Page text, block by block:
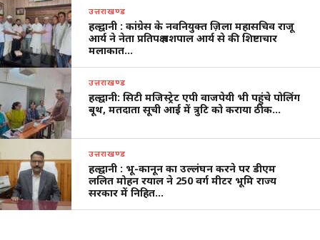
उत्तराखण्ड
हल्द्वानी : कांग्रेस के नवनियुक्त ज़िला महासचिव राजू
आर्य ने नेता प्रतिपक्ष यशपाल आर्य से की शिष्टाचार
मलाकात…
उत्तराखण्ड
हल्द्वानी: सिटी मजिस्ट्रेट एपी वाजपेयी भी पहुंचे पोलिंग
बूथ, मतदाता सूची आई में त्रुटि को कराया ठीक…
उत्तराखण्ड
हल्द्वानी : भू-कानून का उल्लंघन करने पर डीएम
ललित मोहन रयाल ने 250 वर्ग मीटर भूमि राज्य
सरकार में निहित…